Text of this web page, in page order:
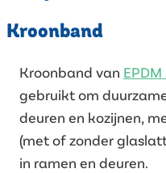
Kroonband
Kroonband van
gebruikt om
deuren en kozijnen,
(met of zonder
in ramen en deuren.